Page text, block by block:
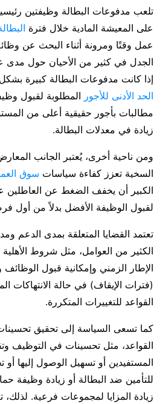
تلعب مدفوعات البطالة وظيفتين
على المعيشة المادية خلال فترة
عمل وقتًا ومرونة أثناء البحث عن
الجدل في كثير من الأحيان حول مدى
إذا كانت مدفوعات البطالة كبيرة
الحد الأدنى للأجور المطلوبة لقبول
مطالبات بأجور حقيقية أعلى من
زيادة في معدلات البطالة.
ومن ناحية أخرى، يُعتبر الجانب
السخية تعزز كفاءة سياسات سوق
الكبير أن يخفف الضغط عن العاطلين
لقبول الوظيفة الأفضل بدلاً من أول
تعتمد القضايا المتعلقة بمدى الدعم
الكثير من العوامل، مثل شروط الأهلية
الإطار الزمني وإمكانية قبول الوظائف
(فترات الإيقاف) في حالة الانتهاكات
القواعد للتغييرات المتكررة.
كما تسعى السياسة إلى تحقيق
القواعد، مثل تحسينات في التوظيف
المستفيدين أو تسهيل الوصول إليها أو
للتأمين ضد البطالة أو زيادة وظيفة
زيادة المزايا لمجموعات فرعية. لذلك،